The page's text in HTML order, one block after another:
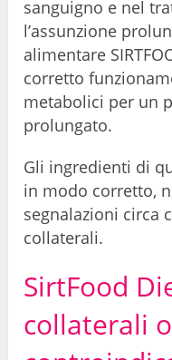
sanguigno e nel
l’assunzione
alimentare
corretto
metabolici per un
prolungato.
Gli ingredienti di
in modo corretto,
segnalazioni circa
collaterali.
SirtFood
collaterali o